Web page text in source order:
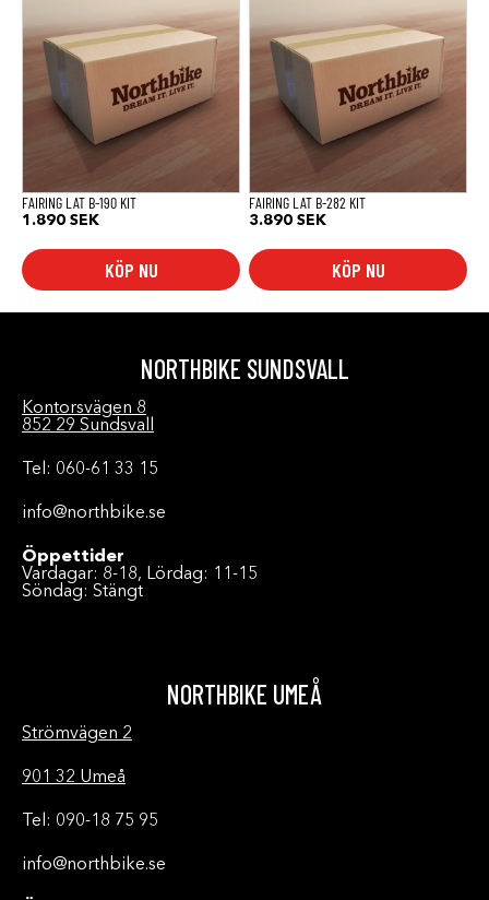
FAIRING LAT B-190 KIT
1.890 SEK
KÖP NU
FAIRING LAT B-282 KIT
3.890 SEK
KÖP NU
NORTHBIKE SUNDSVALL
Kontorsvägen 8
852 29 Sundsvall
Tel: 060-61 33 15
info@northbike.se
Öppettider
Vardagar: 8-18, Lördag: 11-15
Söndag: Stängt
NORTHBIKE UMEÅ
Strömvägen 2
901 32 Umeå
Tel: 090-18 75 95
info@northbike.se